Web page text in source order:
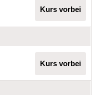
Kurs vorbei
Kurs vorbei